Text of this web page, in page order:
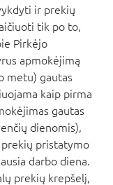
ir prekių
tik po to,
Pirkėjo
apmokėjimą
metu) gautas
kaip pirma
gautas
dienomis),
pristatymo
darbo diena.
prekių krepšelį,